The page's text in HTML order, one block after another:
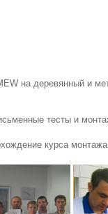
на деревянный и
тесты и
курса